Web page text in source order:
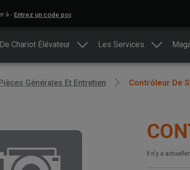
à -
Chariot Élévateur Les Services
Générales Et Entretien Contrôleur De
Il n’y a